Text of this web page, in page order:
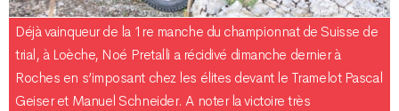
Déjà vainqueur de la 1re manche du championnat de Suisse de
trial, à Loèche, Noé Pretalli a récidivé dimanche dernier à
Roches en s’imposant chez les élites devant le Tramelot Pascal
Geiser et Manuel Schneider. A noter la victoire très